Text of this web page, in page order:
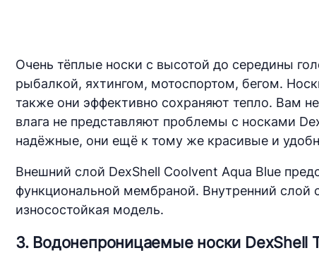
Очень тёплые носки с высотой до середины
рыбалкой, яхтингом, мотоспортом, бегом.
также они эффективно сохраняют тепло. Вам
влага не представляют проблемы с носками
надёжные, они ещё к тому же красивые и
Внешний слой DexShell Coolvent Aqua Blue
функциональной мембраной. Внутренний слой
износостойкая модель.
3. Водонепроницаемые носки DexShell